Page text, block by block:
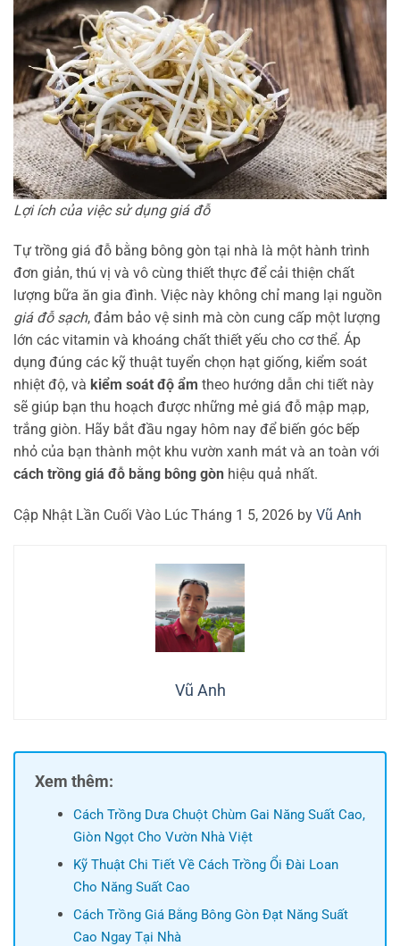
Lợi ích của việc sử dụng giá đỗ
Tự trồng giá đỗ bằng bông gòn tại nhà là một hành trình
đơn giản, thú vị và vô cùng thiết thực để cải thiện chất
lượng bữa ăn gia đình. Việc này không chỉ mang lại nguồn
giá đỗ sạch, đảm bảo vệ sinh mà còn cung cấp một lượng
lớn các vitamin và khoáng chất thiết yếu cho cơ thể. Áp
dụng đúng các kỹ thuật tuyển chọn hạt giống, kiểm soát
nhiệt độ, và kiểm soát độ ẩm theo hướng dẫn chi tiết này
sẽ giúp bạn thu hoạch được những mẻ giá đỗ mập mạp,
trắng giòn. Hãy bắt đầu ngay hôm nay để biến góc bếp
nhỏ của bạn thành một khu vườn xanh mát và an toàn với
cách trồng giá đỗ bằng bông gòn hiệu quả nhất.
Cập Nhật Lần Cuối Vào Lúc Tháng 1 5, 2026 by Vũ Anh
Vũ Anh
Xem thêm:
Cách Trồng Dưa Chuột Chùm Gai Năng Suất Cao,
Giòn Ngọt Cho Vườn Nhà Việt
Kỹ Thuật Chi Tiết Về Cách Trồng Ổi Đài Loan
Cho Năng Suất Cao
Cách Trồng Giá Bằng Bông Gòn Đạt Năng Suất
Cao Ngay Tại Nhà